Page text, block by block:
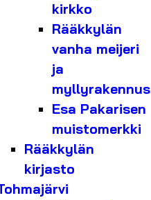
kirkko
Rääkkylän
vanha meijeri
ja
myllyrakennus
Esa Pakarisen
muistomerkki
Rääkkylän
kirjasto